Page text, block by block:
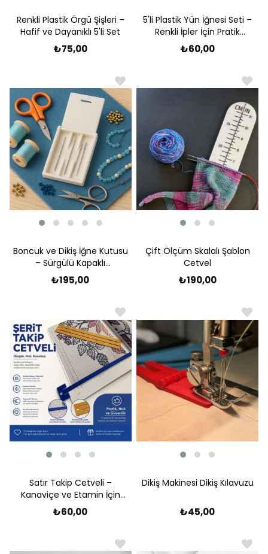
Renkli Plastik Örgü Şişleri –
Hafif ve Dayanıklı 5'li Set
₺75,00
5'li Plastik Yün İğnesi Seti –
Renkli İpler İçin Pratik
Çözüm
₺60,00
Boncuk ve Dikiş İğne Kutusu
– Sürgülü Kapaklı
Düzenleyici
₺195,00
Çift Ölçüm Skalalı Şablon
Cetvel
₺190,00
Satır Takip Cetveli –
Kanaviçe ve Etamin İçin
Pratik Yardımcı
₺60,00
Dikiş Makinesi Dikiş Kılavuzu
₺45,00